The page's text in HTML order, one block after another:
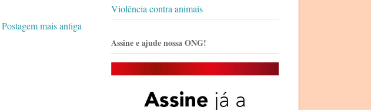
Postagem mais antiga
Violência contra animais
Assine e ajude nossa ONG!